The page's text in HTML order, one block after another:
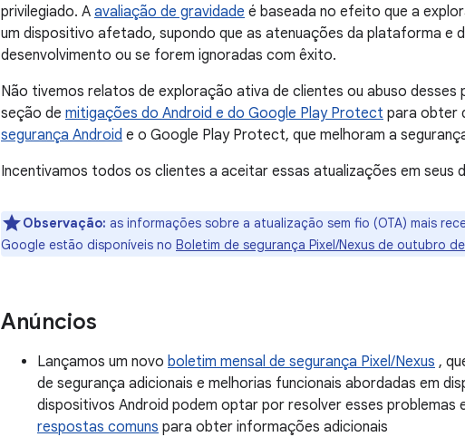
privilegiado. A avaliação de gravidade é baseada no efeito que a
um dispositivo afetado, supondo que as atenuações da plataforma e
desenvolvimento ou se forem ignoradas com êxito.
Não tivemos relatos de exploração ativa de clientes ou abuso
seção de mitigações do Android e do Google Play Protect para obter
segurança Android e o Google Play Protect, que melhoram a
Incentivamos todos os clientes a aceitar essas atualizações em seus
Observação: as informações sobre a atualização sem fio (OTA) mais
Google estão disponíveis no Boletim de segurança Pixel/Nexus de outubro
Anúncios
Lançamos um novo boletim mensal de segurança Pixel/Nexus ,
de segurança adicionais e melhorias funcionais abordadas em
dispositivos Android podem optar por resolver esses problemas
respostas comuns para obter informações adicionais